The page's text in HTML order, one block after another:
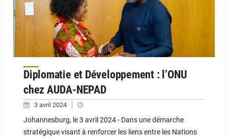
Diplomatie et Développement : l’ONU
chez AUDA-NEPAD
3 avril 2024
Johannesburg, le 3 avril 2024 - Dans une démarche
stratégique visant à renforcer les liens entre les Nations